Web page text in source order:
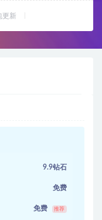
更新
9.9钻石
免费
免费 推荐